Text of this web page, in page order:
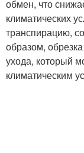
обмен, что
климатических
транспирацию,
образом,
ухода, который
климатическим